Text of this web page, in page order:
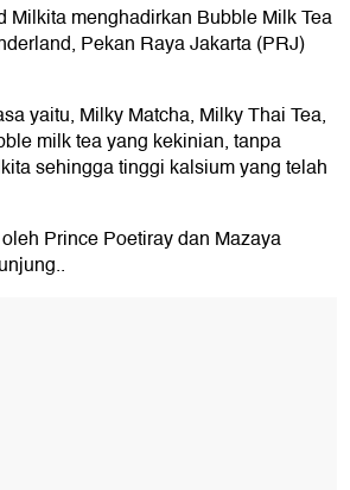
menghadirkan Bubble Milk Tea
Pekan Raya Jakarta (PRJ)
yaitu, Milky Matcha, Milky Thai Tea,
milk tea yang kekinian, tanpa
sehingga tinggi kalsium yang telah
Prince Poetiray dan Mazaya